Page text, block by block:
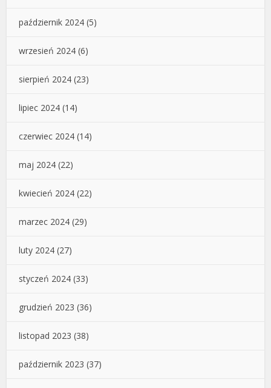
październik 2024 (5)
wrzesień 2024 (6)
sierpień 2024 (23)
lipiec 2024 (14)
czerwiec 2024 (14)
maj 2024 (22)
kwiecień 2024 (22)
marzec 2024 (29)
luty 2024 (27)
styczeń 2024 (33)
grudzień 2023 (36)
listopad 2023 (38)
październik 2023 (37)